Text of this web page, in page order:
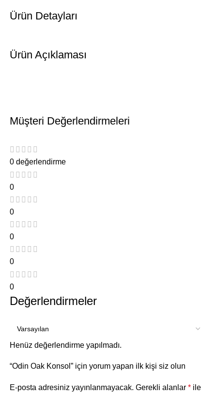
Ürün Detayları
Ürün Açıklaması
Müşteri Değerlendirmeleri
0 değerlendirme
0
0
0
0
0
Değerlendirmeler
Henüz değerlendirme yapılmadı.
“Odin Oak Konsol” için yorum yapan ilk kişi siz olun
E-posta adresiniz yayınlanmayacak. Gerekli alanlar * ile